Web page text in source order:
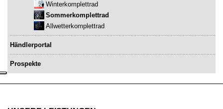
Winterkomplettrad
Sommerkomplettrad
Allwetterkomplettrad
Händlerportal
Prospekte